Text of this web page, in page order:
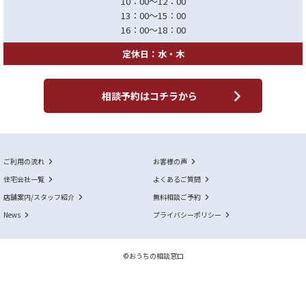
13：00～15：00
16：00～18：00
定休日：水・木
相談予約はコチラから
ご利用の流れ
お客様の声
住宅会社一覧
よくあるご質問
店舗案内/スタッフ紹介
無料相談ご予約
News
プライバシーポリシー
©おうちの相談窓口